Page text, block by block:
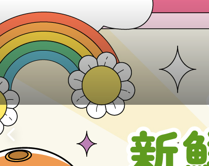
鳳梨專區
柚子專區
禮盒專區
新鮮蔬菜
米、雜糧
麵食、米粉
油、醬油
果乾、點心
果醬、蜂蜜